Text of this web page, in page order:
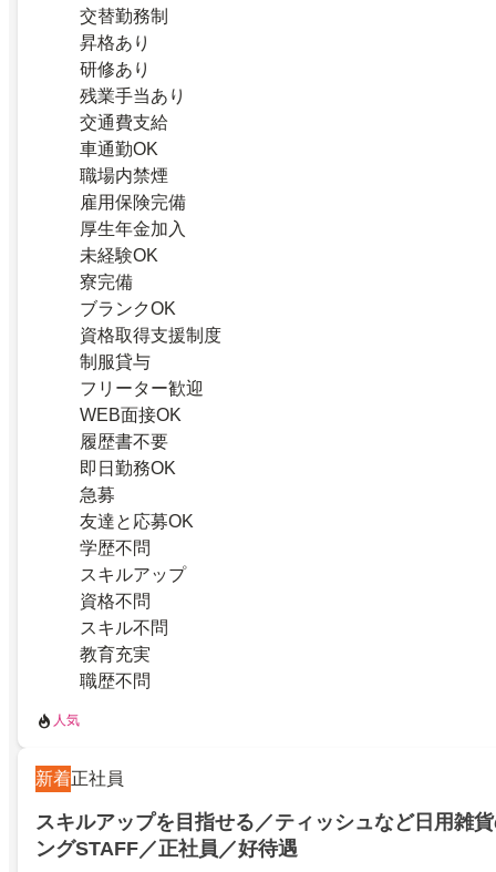
交替勤務制
昇格あり
研修あり
残業手当あり
交通費支給
車通勤OK
職場内禁煙
雇用保険完備
厚生年金加入
未経験OK
寮完備
ブランクOK
資格取得支援制度
制服貸与
フリーター歓迎
WEB面接OK
履歴書不要
即日勤務OK
急募
友達と応募OK
学歴不問
スキルアップ
資格不問
スキル不問
教育充実
職歴不問
人気
新着正社員
スキルアップを目指せる／ティッシュなど日用雑
ングSTAFF／正社員／好待遇